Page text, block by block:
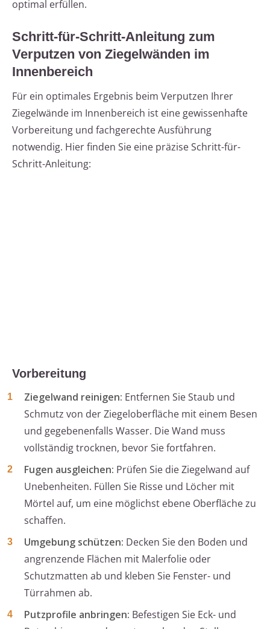
optimal erfüllen.
Schritt-für-Schritt-Anleitung zum
Verputzen von Ziegelwänden im
Innenbereich
Für ein optimales Ergebnis beim Verputzen Ihrer
Ziegelwände im Innenbereich ist eine gewissenhafte
Vorbereitung und fachgerechte Ausführung
notwendig. Hier finden Sie eine präzise Schritt-für-
Schritt-Anleitung:
Vorbereitung
Ziegelwand reinigen: Entfernen Sie Staub und
Schmutz von der Ziegeloberfläche mit einem Besen
und gegebenenfalls Wasser. Die Wand muss
vollständig trocknen, bevor Sie fortfahren.
Fugen ausgleichen: Prüfen Sie die Ziegelwand auf
Unebenheiten. Füllen Sie Risse und Löcher mit
Mörtel auf, um eine möglichst ebene Oberfläche zu
schaffen.
Umgebung schützen: Decken Sie den Boden und
angrenzende Flächen mit Malerfolie oder
Schutzmatten ab und kleben Sie Fenster- und
Türrahmen ab.
Putzprofile anbringen: Befestigen Sie Eck- und